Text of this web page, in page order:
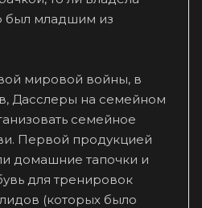
был младшим из
мировой войны, в
Дасслеры на семейном
семейное
Первой продукцией
домашние тапочки и
для тренировок
(которых было